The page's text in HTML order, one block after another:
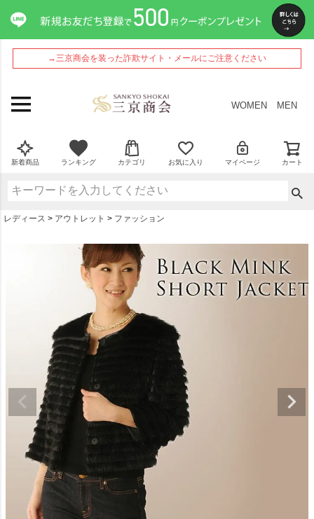
→三京商会を装った詐欺サイト・メールにご注意ください
WOMEN MEN
新着商品 ランキング カテゴリ お気に入り マイページ カート
レディース アウトレット ファッション
ペー
ジト
ップ
へ